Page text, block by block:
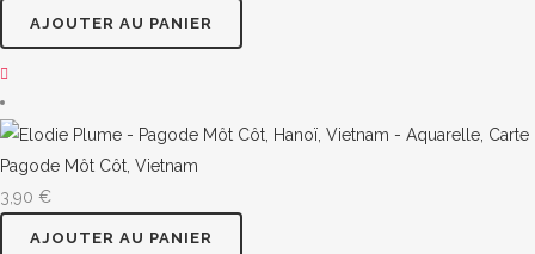
AJOUTER AU PANIER
Pagode Môt Côt, Vietnam
3,90 €
AJOUTER AU PANIER